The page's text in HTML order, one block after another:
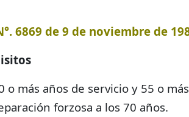
6869 de 9 de noviembre de
o más años de servicio y 55 o
forzosa a los 70 años.